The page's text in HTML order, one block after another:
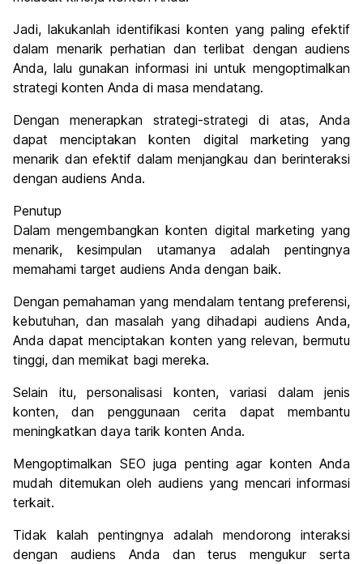
Jadi, lakukanlah identifikasi konten yang paling efektif
dalam menarik perhatian dan terlibat dengan audiens
Anda, lalu gunakan informasi ini untuk mengoptimalkan
strategi konten Anda di masa mendatang.
Dengan menerapkan strategi-strategi di atas, Anda
dapat menciptakan konten digital marketing yang
menarik dan efektif dalam menjangkau dan berinteraksi
dengan audiens Anda.
Penutup
Dalam mengembangkan konten digital marketing yang
menarik, kesimpulan utamanya adalah pentingnya
memahami target audiens Anda dengan baik.
Dengan pemahaman yang mendalam tentang preferensi,
kebutuhan, dan masalah yang dihadapi audiens Anda,
Anda dapat menciptakan konten yang relevan, bermutu
tinggi, dan memikat bagi mereka.
Selain itu, personalisasi konten, variasi dalam jenis
konten, dan penggunaan cerita dapat membantu
meningkatkan daya tarik konten Anda.
Mengoptimalkan SEO juga penting agar konten Anda
mudah ditemukan oleh audiens yang mencari informasi
terkait.
Tidak kalah pentingnya adalah mendorong interaksi
dengan audiens Anda dan terus mengukur serta